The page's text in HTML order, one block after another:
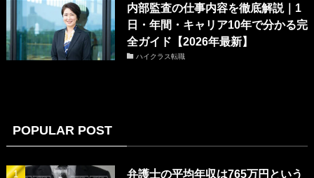
内部監査の仕事内容を徹底解説｜1
日・年間・キャリア10年で分かる完
全ガイド【2026年最新】
ハイクラス転職
POPULAR POST
弁護士の平均年収は765万円という